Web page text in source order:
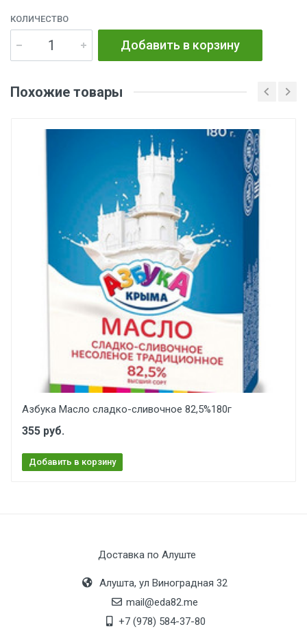
КОЛИЧЕСТВО
Добавить в корзину
Похожие товары
Азбука Масло сладко-сливочное 82,5%180г
355 руб.
Добавить в корзину
Доставка по Алуште
Алушта, ул Виноградная 32
mail@eda82.me
+7 (978) 584-37-80